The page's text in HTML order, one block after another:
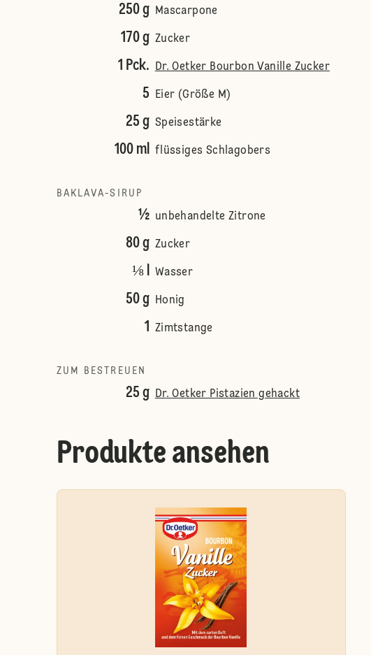
250 g Mascarpone
170 g Zucker
1 Pck. Dr. Oetker Bourbon Vanille Zucker
5 Eier (Größe M)
25 g Speisestärke
100 ml flüssiges Schlagobers
BAKLAVA-SIRUP
½ unbehandelte Zitrone
80 g Zucker
⅛ l Wasser
50 g Honig
1 Zimtstange
ZUM BESTREUEN
25 g Dr. Oetker Pistazien gehackt
Produkte ansehen